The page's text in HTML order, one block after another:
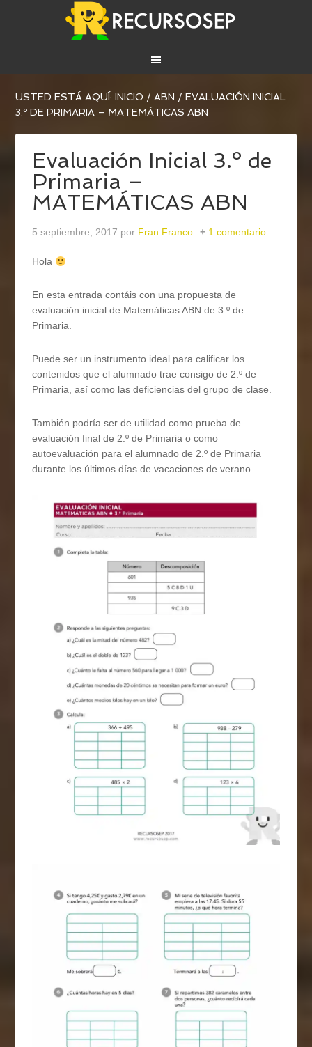
USTED ESTÁ AQUÍ:INICIO / ABN / EVALUACIÓN INICIAL
3.º DE PRIMARIA – MATEMÁTICAS ABN
Evaluación Inicial 3.º de
Primaria –
MATEMÁTICAS ABN
5 septiembre, 2017 por Fran Franco 1 comentario
Hola
En esta entrada contáis con una propuesta de
evaluación inicial de Matemáticas ABN de 3.º de
Primaria.
Puede ser un instrumento ideal para calificar los
contenidos que el alumnado trae consigo de 2.º de
Primaria, así como las deficiencias del grupo de clase.
También podría ser de utilidad como prueba de
evaluación final de 2.º de Primaria o como
autoevaluación para el alumnado de 2.º de Primaria
durante los últimos días de vacaciones de verano.